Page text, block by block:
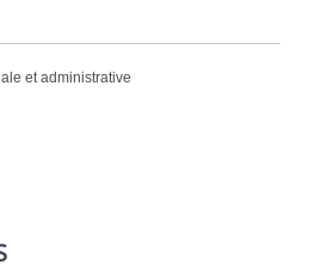
et administrative